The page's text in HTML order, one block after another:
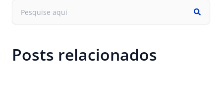
Posts relacionados